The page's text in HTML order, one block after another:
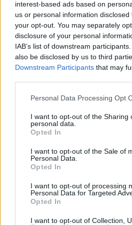
interest-based ads based on
us or personal information
your opt-out. You may separately
disclosure of your personal
IAB’s list of downstream
also be disclosed by us to third
Downstream Participants that may
Personal Data Processing Opt
I want to opt-out of the Sharing
personal data.
Opted In
I want to opt-out of the Sale of
Personal Data.
Opted In
I want to opt-out of processing
Personal Data for Targeted
Opted In
I want to opt-out of Collection,
Δεντροφυτεύσεις για την
τοπίου
Ο Δήμαρχος Αχαρνών, Σπύρος
επιθεώρησε τις εργασίες,
Αντιδημάρχους Τεχνικών
Προγραμματισμού, Οργάνωσης
για την έναρξη των εργασιών,
ανάπλαση της Λεωφόρου
κομβικής σημασίας που
την ασφάλεια, τη βιωσιμότητα
προετοιμασίας, ξεκινήσαμε με
και δεν θα σταματήσουμε
στους συμπολίτες μας έναν